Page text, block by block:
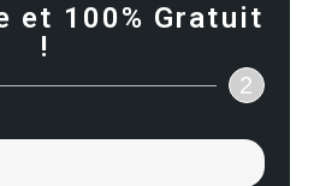
et 100% Gratuit
!
2